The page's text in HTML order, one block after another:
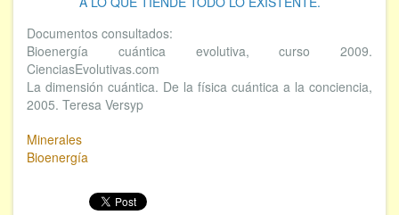
Documentos consultados:
Bioenergía cuántica evolutiva, curso 2009.
CienciasEvolutivas.com
La dimensión cuántica. De la física cuántica a la conciencia,
2005. Teresa Versyp
Minerales
Bioenergía